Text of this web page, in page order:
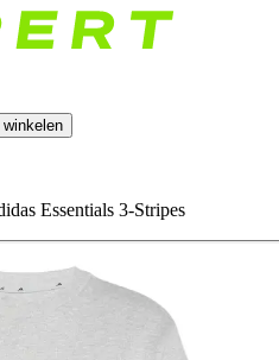
winkelen
Essentials 3-Stripes